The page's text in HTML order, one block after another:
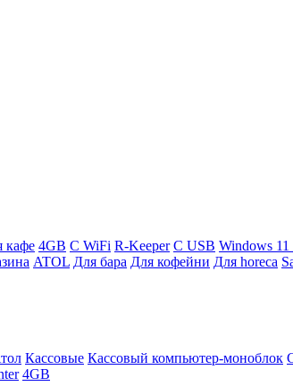
кафе 4GB С WiFi R-Keeper С USB Windows 11
ATOL Для бара Для кофейни Для horeca
Кассовые Кассовый компьютер-моноблок
4GB